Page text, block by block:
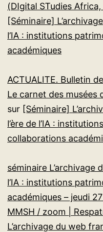
(DIgital STudies
[Séminaire]
l’IA : institutions
académiques
ACTUALITE. Bulletin
Le carnet des musées
sur [Séminaire]
l’ère de l’IA :
collaborations
séminaire L’archivage
l’IA : institutions
académiques – jeudi
MMSH / zoom |
L’archivage du web